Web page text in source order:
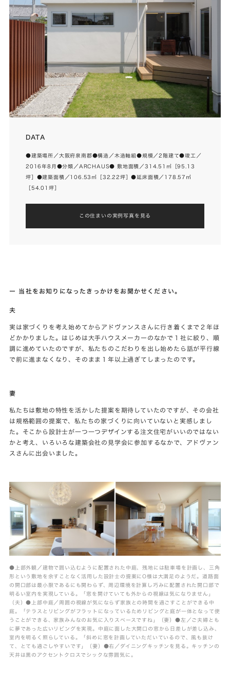
DATA
●建築場所／大阪府泉南郡●構造／木造軸組●規模／2階建て●竣工／
2016年8月●分類／ARCHAUS● 敷地面積／314.51㎡［95.13
坪］●建築面積／106.53㎡［32.22坪］●延床面積／178.57㎡
［54.01坪］
この住まいの実例写真を見る
ー 当社をお知りになったきっかけをお聞かせください。
夫
実は家づくりを考え始めてからアドヴァンスさんに行き着くまで２年ほ
どかかりました。はじめは大手ハウスメーカーのなかで１社に絞り、順
調に進めていたのですが、私たちのこだわりを出し始めたら話が平行線
で前に進まなくなり、そのまま１年以上過ぎてしまったのです。
妻
私たちは敷地の特性を活かした提案を期待していたのですが、その会社
は規格範囲の提案で、私たちの家づくりに向いていないと実感しまし
た。そこから設計士が一つ一つデザインする注文住宅がいいのではない
かと考え、いろいろな建築会社の見学会に参加するなかで、アドヴァン
スさんに出会いました。
●上部外観／建物で囲い込むように配置された中庭、残地には駐車場を計画し、三角
形という敷地を余すことなく活用した設計士の提案にO様は大満足のようだ。道路面
の開口部は最小限であるにも関わらず、周辺環境を計算し巧みに配置された開口部で
明るい室内を実現している。「窓を開けていても外からの視線は気になりません」
（夫）●上部中庭／周囲の視線が気にならず家族との時間を過ごすことができる中
庭。「テラスとリビングがフラットになっているためリビングと庭が一体となって使
うことができる、家族みんなのお気に入りスペースですね」（妻）●左／ご夫婦とも
に夢であった広いリビングを実現。中庭に面した大開口の窓から日差しが差し込み、
室内を明るく照らしている。「斜めに窓を計画していただいているので、風も抜け
て、とても過ごしやすいです」（妻）●右／ダイニングキッチンを見る。キッチンの
天井は黒のアクセントクロスでシックな雰囲気に。